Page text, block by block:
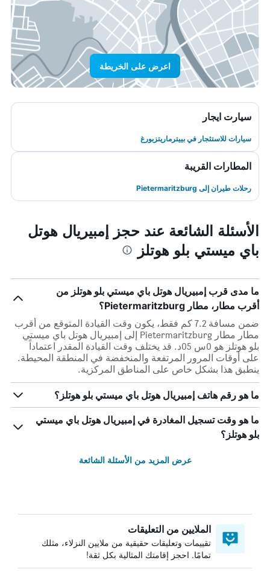
اعرض على الخريطة
سيارت ايجار
سيارات للاستئجار في بييترماريتزبورغ
المطارات القريبة
رحلات طيران إلى Pietermaritzburg
الأسئلة الشائعة عند حجز إمبيريال هوتل
باي ميستي بلو هوتلز
ما مدى قرب إمبيريال هوتل باي ميستي بلو هوتلز من
أقرب مطار، مطار Pietermaritzburg؟
ضمن مسافة 7.2 كم فقط، يكون وقت القيادة المتوقع من أقرب
مطار مطار Pietermaritzburg إلى إمبيريال هوتل باي ميستي
بلو هوتلز هو 0س 05د. قد يختلف وقت القيادة المقدر اعتماداً
على أوقات المرور المرتفعة والمنخفضة في المنطقة المحيطة.
ينطبق هذا بشكل خاص على المناطق المركزية.
ما هو رقم هاتف إمبيريال هوتل باي ميستي بلو هوتلز؟
ما هو وقت تسجيل المغادرة في إمبيريال هوتل باي ميستي
بلو هوتلز؟
عرض المزيد من الأسئلة الشائعة
الملايين من التعليقات
تقييمات وتعليقات حقيقية من ملايين النزلاء، مثلك
تمامًا. احجز إقامتك المثالية بكل ثقة!